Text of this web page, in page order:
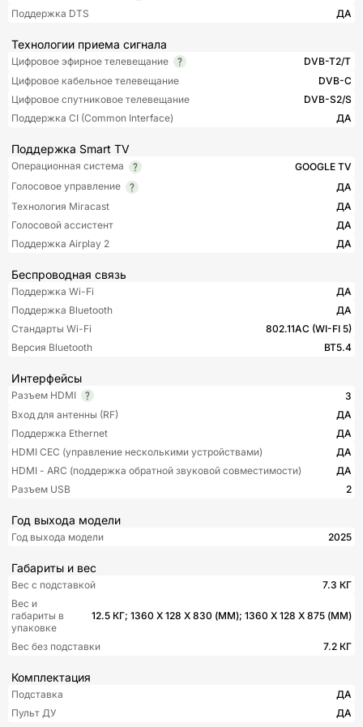
Поддержка DTS
ДА
Технологии приема сигнала
Цифровое эфирное телевещание
DVB-T2/T
Цифровое кабельное телевещание
DVB-C
Цифровое спутниковое телевещание
DVB-S2/S
Поддержка CI (Common Interface)
ДА
Поддержка Smart TV
Операционная система
GOOGLE TV
Голосовое управление
ДА
Технология Miracast
ДА
Голосовой ассистент
ДА
Поддержка Airplay 2
ДА
Беспроводная связь
Поддержка Wi-Fi
ДА
Поддержка Bluetooth
ДА
Стандарты Wi-Fi
802.11AC (WI-FI 5)
Версия Bluetooth
BT5.4
Интерфейсы
Разъем HDMI
3
Вход для антенны (RF)
ДА
Поддержка Ethernet
ДА
HDMI CEC (управление несколькими устройствами)
ДА
HDMI - ARC (поддержка обратной звуковой совместимости)
ДА
Разъем USB
2
Год выхода модели
Год выхода модели 2025
Габариты и вес
Вес с подставкой
7.3 КГ
Вес и
габариты в
упаковке
12.5 КГ; 1360 X 128 X 830 (ММ); 1360 X 128 X 875 (ММ)
Вес без подставки 7.2 КГ
Комплектация
Подставка
ДА
Пульт ДУ
ДА